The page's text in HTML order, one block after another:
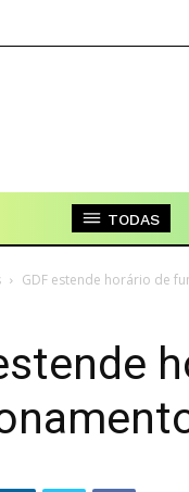
TODAS
GDF estende horário de